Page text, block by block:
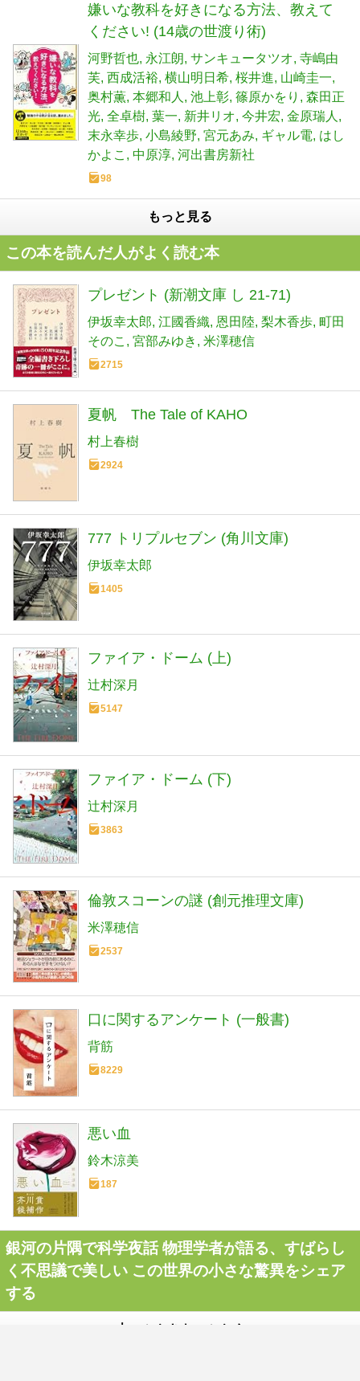
嫌いな教科を好きになる方法、教えて
ください! (14歳の世渡り術)
河野哲也 永江朗 サンキュータツオ 寺嶋由
芙 西成活裕 横山明日希 桜井進 山崎圭一
奥村薫 本郷和人 池上彰 篠原かをり
森田正
光 全卓樹 葉一 新井リオ 今井宏 金原瑞人
末永幸歩 小島綾野 宮元あみ ギャル電 はし
かよこ
中原淳 河出書房新社
98
もっと見る
この本を読んだ人がよく読む本
プレゼント (新潮文庫 し 21-71)
伊坂幸太郎 江國香織 恩田陸 梨木香歩 町田
そのこ
宮部みゆき 米澤穂信
2715
夏帆 The Tale of KAHO
村上春樹
2924
777 トリプルセブン (角川文庫)
伊坂幸太郎
1405
ファイア・ドーム (上)
辻村深月
5147
ファイア・ドーム (下)
辻村深月
3863
倫敦スコーンの謎 (創元推理文庫)
米澤穂信
2537
口に関するアンケート (一般書)
背筋
8229
悪い血
鈴木涼美
187
銀河の片隅で科学夜話 物理学者が語る、すばらし
く不思議で美しい この世界の小さな驚異をシェア
する
本つぶやきをつぶやく